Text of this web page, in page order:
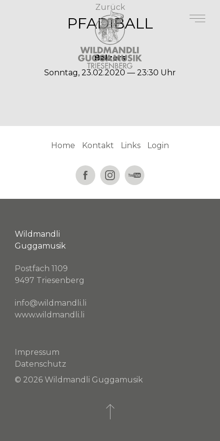
Zurück
PFADIBALL
Balzers
Sonntag, 23.02.2020 — 23:30 Uhr
Home Kontakt Links Login
Wildmandli
Guggamusik
Postfach 1109
9497 Triesenberg
info@wildmandli.li
www.wildmandli.li
Impressum
Datenschutz
© 2026 Wildmandli Guggamusik